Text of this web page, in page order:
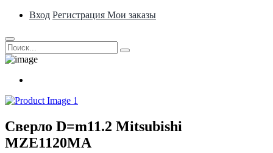
Вход Регистрация Мои заказы
Сверло D=m11.2 Mitsubishi
MZE1120MA